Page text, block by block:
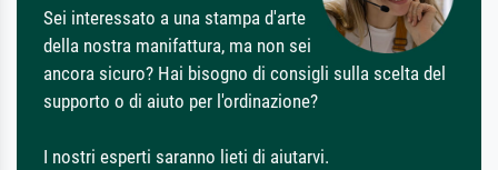
Sei interessato a una stampa d'arte
della nostra manifattura, ma non sei
ancora sicuro? Hai bisogno di consigli sulla scelta del
supporto o di aiuto per l'ordinazione?
I nostri esperti saranno lieti di aiutarvi.